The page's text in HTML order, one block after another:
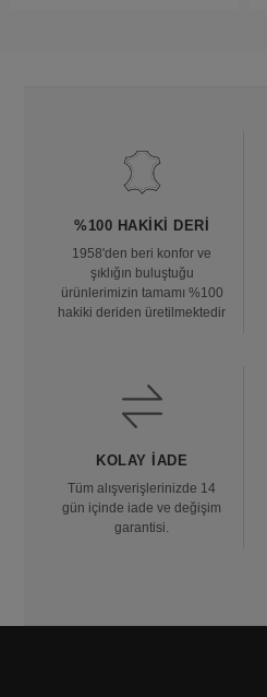
%100 HAKIKI DERI
1958'den beri konfor ve
şıklığın buluştuğu
ürünlerimizin tamamı %100
hakiki deriden üretilmektedir
KOLAY İADE
Tüm alışverişlerinizde 14
gün içinde iade ve değişim
garantisi.